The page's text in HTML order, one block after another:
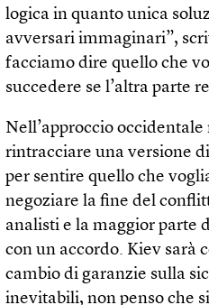
logica in quanto unica
avversari immaginari”,
facciamo dire quello che
succedere se l’altra parte
Nell’approccio
rintracciare una versione
per sentire quello che
negoziare la fine del
analisti e la maggior parte
con un accordo. Kiev sarà
cambio di garanzie sulla
inevitabili, non penso che